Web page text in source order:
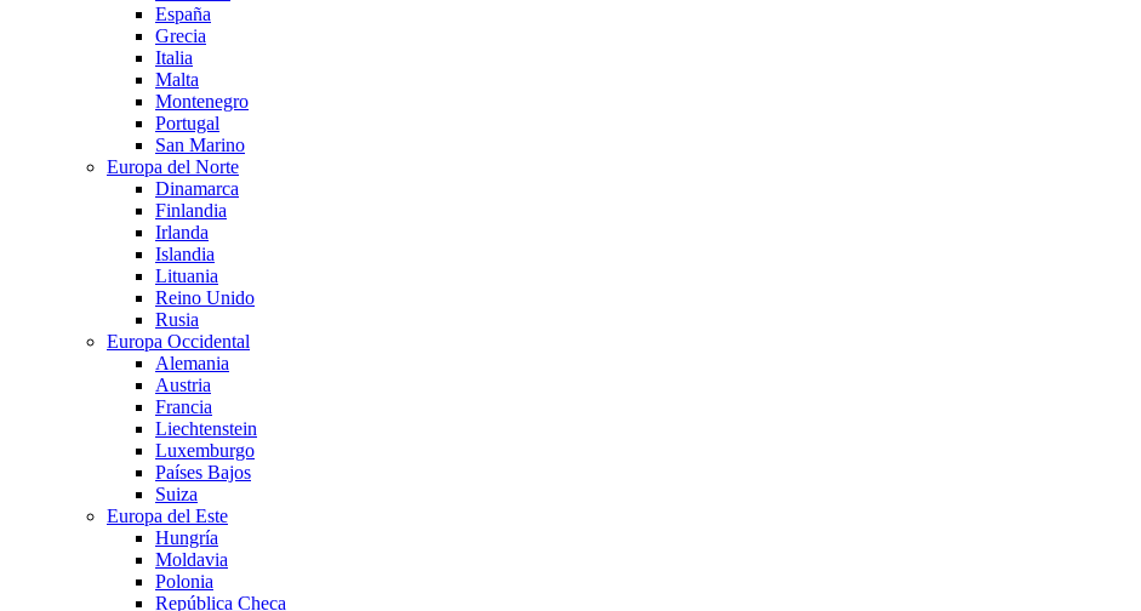
España
Grecia
Italia
Malta
Montenegro
Portugal
San Marino
Europa del Norte
Dinamarca
Finlandia
Irlanda
Islandia
Lituania
Reino Unido
Rusia
Europa Occidental
Alemania
Austria
Francia
Liechtenstein
Luxemburgo
Países Bajos
Suiza
Europa del Este
Hungría
Moldavia
Polonia
República Checa